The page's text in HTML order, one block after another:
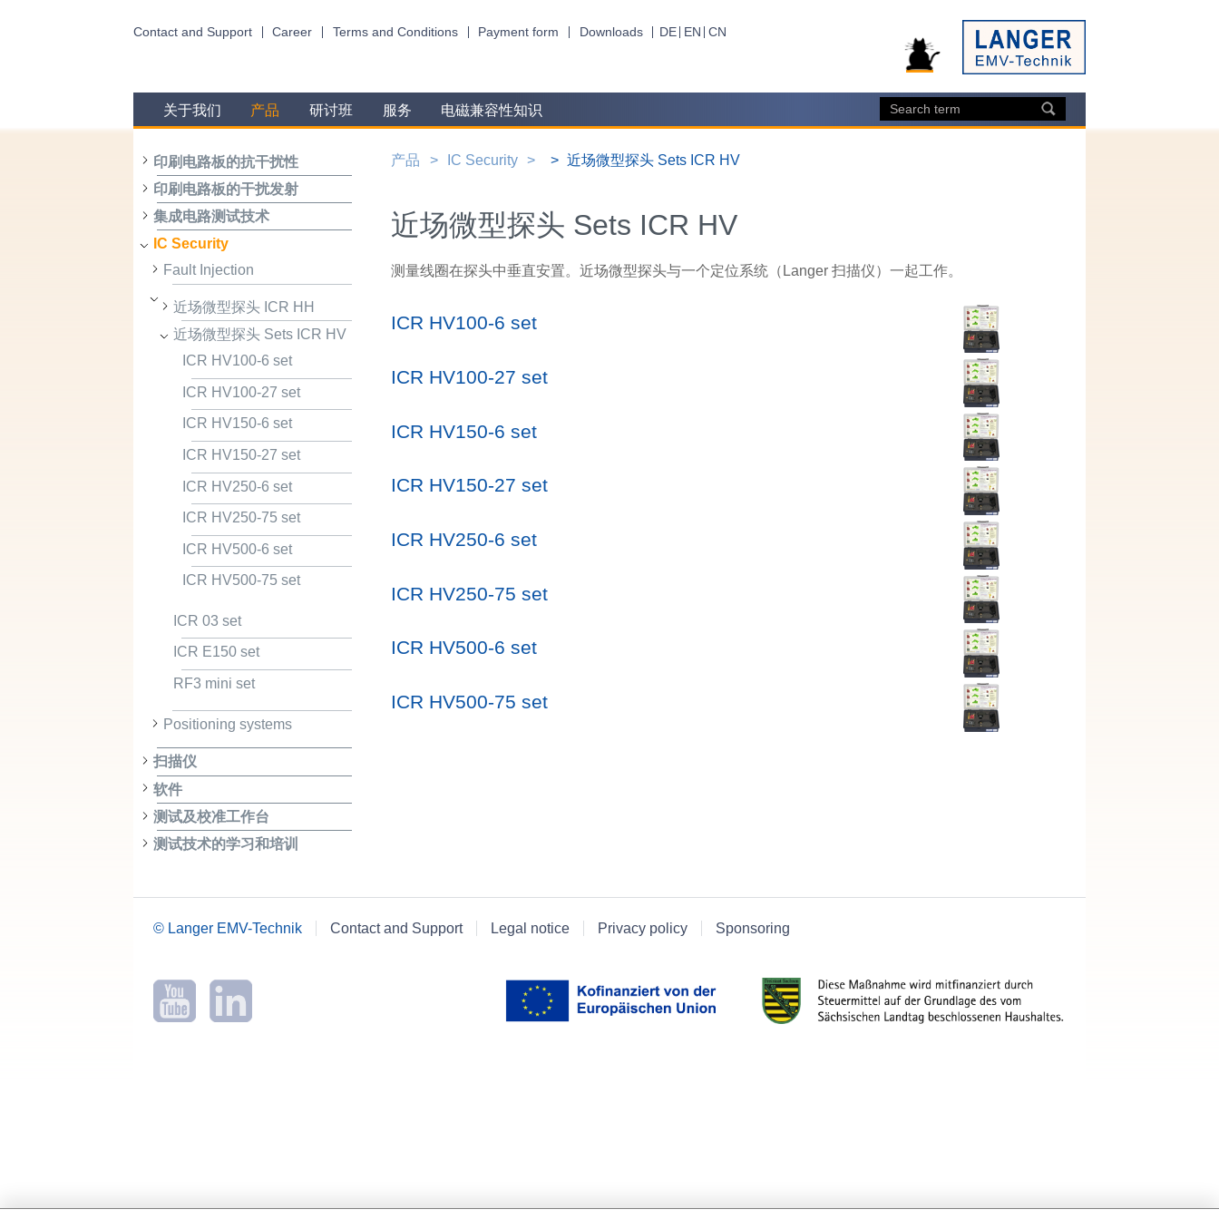
Contact and Support Career Terms and Conditions Payment form Downloads DE EN CN
关于我们 产品 研讨班 服务 电磁兼容性知识
印刷电路板的抗干扰性
印刷电路板的干扰发射
集成电路测试技术
IC Security
Fault Injection
近场微型探头 ICR HH
近场微型探头 Sets ICR HV
ICR HV100-6 set
ICR HV100-27 set
ICR HV150-6 set
ICR HV150-27 set
ICR HV250-6 set
ICR HV250-75 set
ICR HV500-6 set
ICR HV500-75 set
ICR 03 set
ICR E150 set
RF3 mini set
Positioning systems
扫描仪
软件
测试及校准工作台
测试技术的学习和培训
产品 IC Security 近场微型探头 Sets ICR HV
近场微型探头 Sets ICR HV
测量线圈在探头中垂直安置。近场微型探头与一个定位系统（Langer 扫描仪）一起工作。
ICR HV100-6 set
ICR HV100-27 set
ICR HV150-6 set
ICR HV150-27 set
ICR HV250-6 set
ICR HV250-75 set
ICR HV500-6 set
ICR HV500-75 set
© Langer EMV-Technik Contact and Support Legal notice Privacy policy Sponsoring